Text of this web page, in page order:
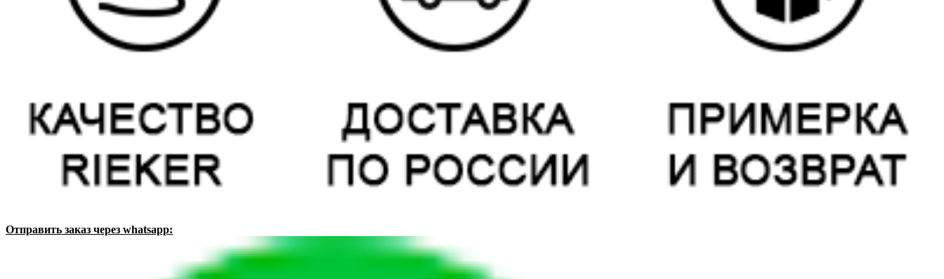
Отправить заказ через whatsapp: